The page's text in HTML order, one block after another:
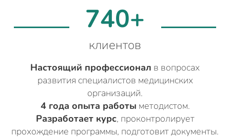
740+
клиентов
Настоящий профессионал в вопросах
развития специалистов медицинских
организаций.
4 года опыта работы методистом.
Разработает курс, проконтролирует
прохождение программы, подготовит документы.